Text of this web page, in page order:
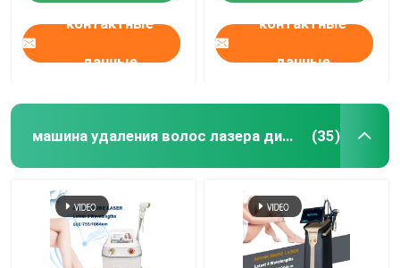
контактные
данные
контактные
данные
машина удаления волос лазера диода 808nm (35)